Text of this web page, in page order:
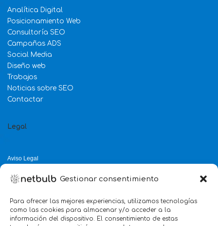
Gestionar consentimiento
Para ofrecer las mejores experiencias, utilizamos tecnologías
como las cookies para almacenar y/o acceder a la
información del dispositivo. El consentimiento de estas
Analítica Digital
Posicionamiento Web
Consultoría SEO
Campañas ADS
Social Media
Diseño web
Trabajos
Noticias sobre SEO
Contactar
Legal
Aviso Legal
Política de Cookies
Servicio mejor valorado 2025